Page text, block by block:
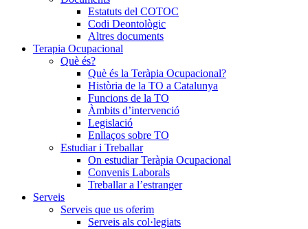
Estatuts del COTOC
Codi Deontològic
Altres documents
Terapia Ocupacional
Què és?
Què és la Teràpia Ocupacional?
Història de la TO a Catalunya
Funcions de la TO
Àmbits d’intervenció
Legislació
Enllaços sobre TO
Estudiar i Treballar
On estudiar Teràpia Ocupacional
Convenis Laborals
Treballar a l’estranger
Serveis
Serveis que us oferim
Serveis als col·legiats